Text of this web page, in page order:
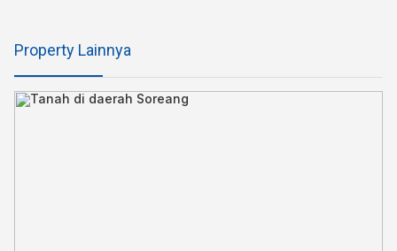
⁣⁣📍 1 Menit ke Taman Air Super Progresif
Spesifikasi⁣⁣⁣⁣
Sertifikat : SHM LENGKAP
Luas Tanah : 82
Property Lainnya